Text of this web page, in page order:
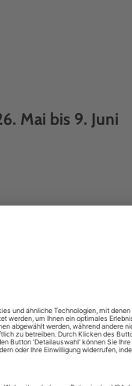
Mai bis 9. Juni
Kinder-